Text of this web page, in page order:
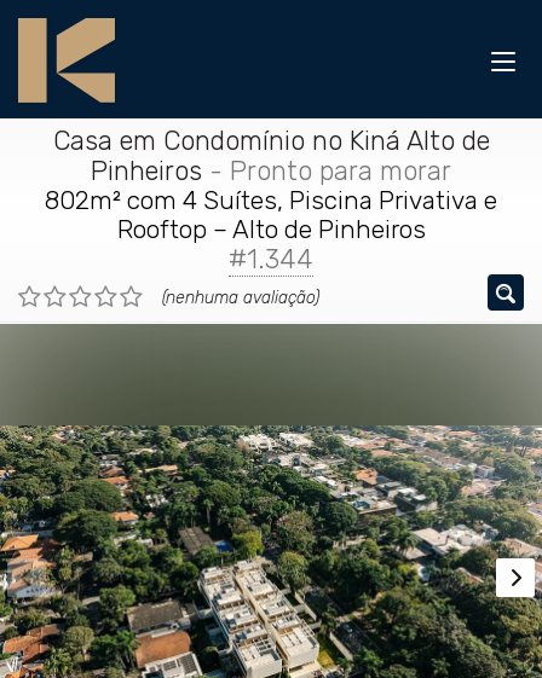
Casa em Condomínio no Kiná Alto de
Pinheiros - Pronto para morar
802m² com 4 Suítes, Piscina Privativa e
Rooftop – Alto de Pinheiros
#1.344
(nenhuma avaliação)